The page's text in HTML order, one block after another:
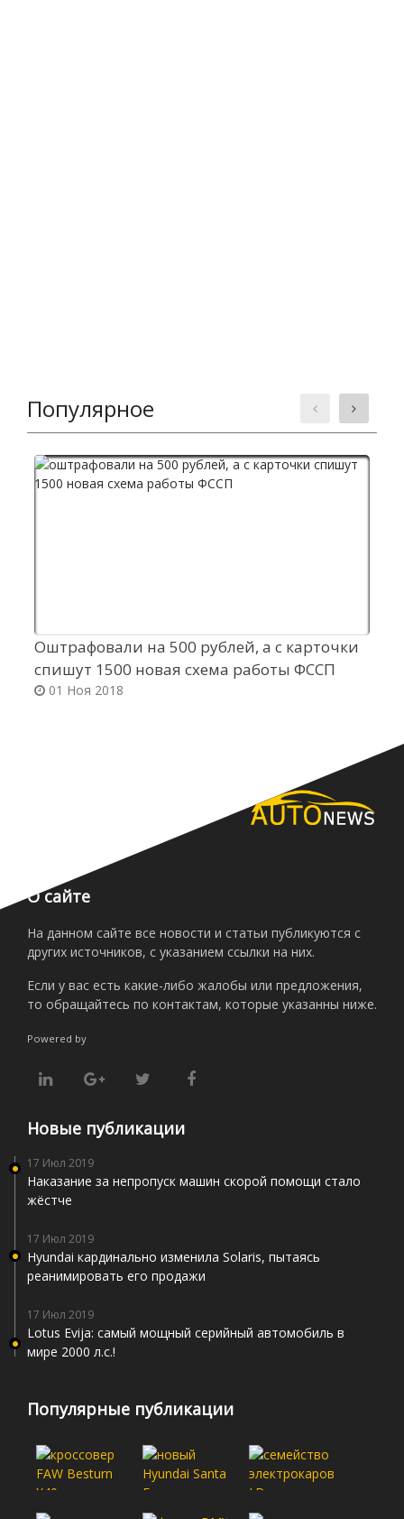
Популярное
Оштрафовали на 500 рублей, а с карточки
спишут 1500 новая схема работы ФССП
01 Ноя 2018
О сайте
На данном сайте все новости и статьи публикуются с
других источников, с указанием ссылки на них.
Если у вас есть какие-либо жалобы или предложения,
то обращайтесь по контактам, которые указанны ниже.
Powered by
Новые публикации
17 Июл 2019
Наказание за непропуск машин скорой помощи стало
жёстче
17 Июл 2019
Hyundai кардинально изменила Solaris, пытаясь
реанимировать его продажи
17 Июл 2019
Lotus Evija: самый мощный серийный автомобиль в
мире 2000 л.с.!
Популярные публикации